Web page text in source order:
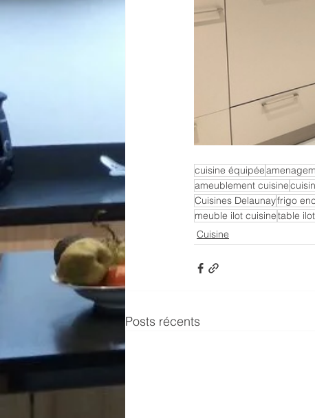
cuisine équipée
ameublement cuisine
Cuisines Delaunayfrigo
meuble ilot cuisinetable
Cuisine
Posts récents